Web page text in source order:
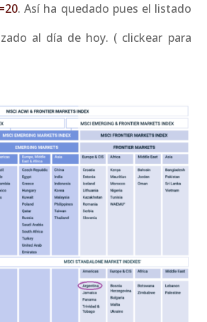
. Así ha quedado pues el listado
al día de hoy. ( clickear para